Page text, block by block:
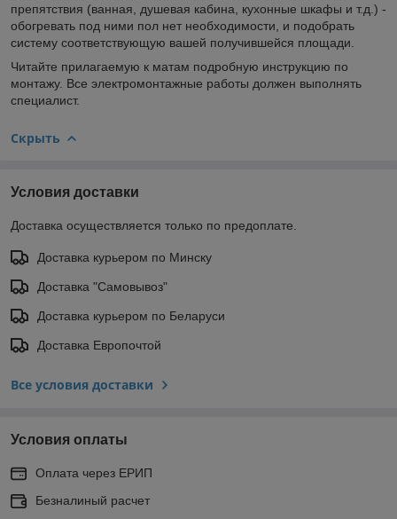
препятствия (ванная, душевая кабина, кухонные шкафы и т.д.) -
обогревать под ними пол нет необходимости, и подобрать
систему соответствующую вашей получившейся площади.
Читайте прилагаемую к матам подробную инструкцию по
монтажу. Все электромонтажные работы должен выполнять
специалист.
Скрыть
Условия доставки
Доставка осуществляется только по предоплате.
Доставка курьером по Минску
Доставка "Самовывоз"
Доставка курьером по Беларуси
Доставка Европочтой
Все условия доставки
Условия оплаты
Оплата через ЕРИП
Безналиный расчет